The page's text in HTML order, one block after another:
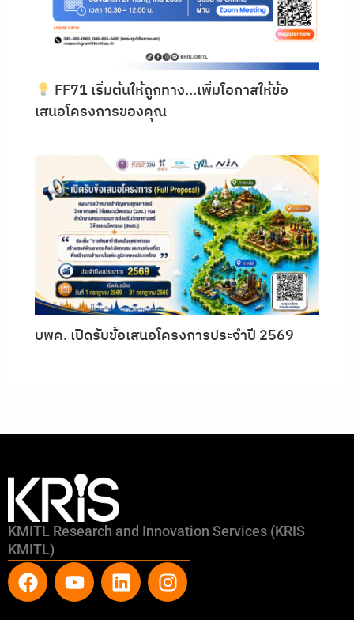
FF71 เริ่มต้นให้ถูกทาง…เพิ่มโอกาสให้ข้อ
เสนอโครงการของคุณ
บพค. เปิดรับข้อเสนอโครงการประจำปี 2569
KMITL Research and Innovation Services (KRIS
KMITL)
F
a
c
Y
o
u
L
i
n
I
n
s